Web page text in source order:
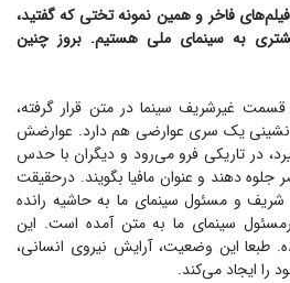
فاخر و همین نمونه تختی که گفتید،
به سینمای ملی هستیم. بروز چنین
غیرشریف سینما در متن قرار گرفته،
یک سری عوارضی هم دارد. عوارضش
در تاریکی فرو می‌رود و دیگران با حدس
دهند و عنوان مافیا بگویند. درحقیقت
و مسئول سینمای ما به حاشیه رانده
سینمای ما به متن آمده است. این
طبعا این وضعیت، آرایش نیروی انسانی،
را ایجاد می‌کند.